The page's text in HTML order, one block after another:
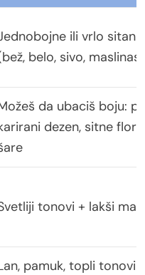
ili vrlo sitan
belo, sivo,
da ubaciš boju:
dezen, sitne
tonovi + lakši
pamuk, topli tonovi